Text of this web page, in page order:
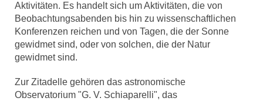
Aktivitäten. Es handelt sich um Aktivitäten, die von
Beobachtungsabenden bis hin zu wissenschaftlichen
Konferenzen reichen und von Tagen, die der Sonne
gewidmet sind, oder von solchen, die der Natur
gewidmet sind.
Zur Zitadelle gehören das astronomische
Observatorium "G. V. Schiaparelli", das